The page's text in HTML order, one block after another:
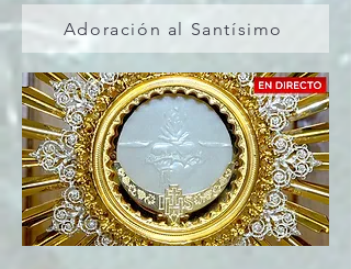
Adoración al Santísimo